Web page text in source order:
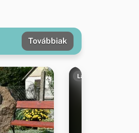
Továbbiak
Látványosság